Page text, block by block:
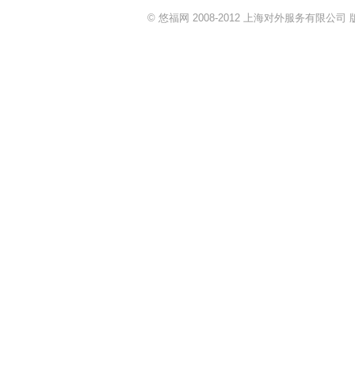
© 悠福网 2008-2012 上海对外服务有限公司